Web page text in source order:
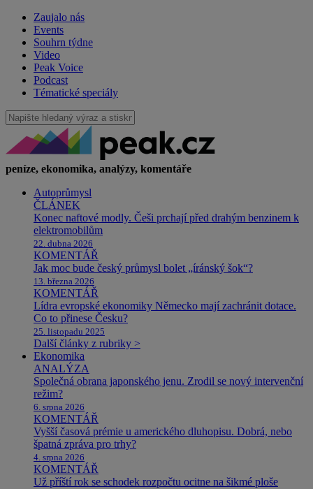
Zaujalo nás
Events
Souhrn týdne
Video
Peak Voice
Podcast
Tématické speciály
peníze, ekonomika, analýzy, komentáře
Autoprůmysl
ČLÁNEK
Konec naftové modly. Češi prchají před drahým benzinem k
elektromobilům
22. dubna 2026
KOMENTÁŘ
Jak moc bude český průmysl bolet „íránský šok“?
13. března 2026
KOMENTÁŘ
Lídra evropské ekonomiky Německo mají zachránit dotace.
Co to přinese Česku?
25. listopadu 2025
Další články z rubriky >
Ekonomika
ANALÝZA
Společná obrana japonského jenu. Zrodil se nový intervenční
režim?
6. srpna 2026
KOMENTÁŘ
Vyšší časová prémie u amerického dluhopisu. Dobrá, nebo
špatná zpráva pro trhy?
4. srpna 2026
KOMENTÁŘ
Už příští rok se schodek rozpočtu ocitne na šikmé ploše